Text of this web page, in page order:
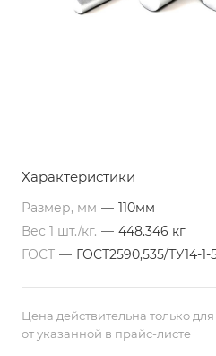
Характеристики
Размер, мм — 110мм
Вес 1 шт./кг. — 448.346 кг
ГОСТ — ГОСТ2590,535/ТУ14-1-
Цена действительна только
от указанной в прайс-листе